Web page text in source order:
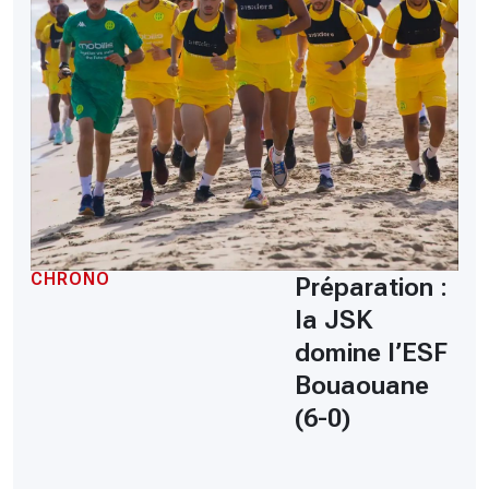
CHRONO
Préparation :
la JSK
domine l’ESF
Bouaouane
(6-0)